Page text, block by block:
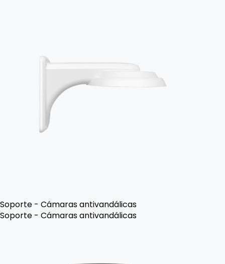
Soporte - Cámaras antivandálicas
Soporte - Cámaras antivandálicas